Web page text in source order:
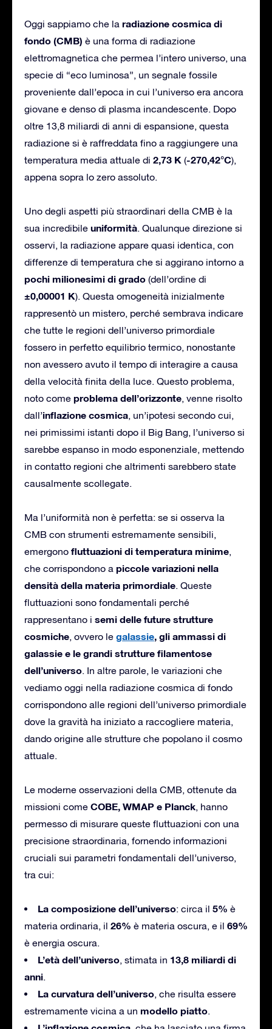
Oggi sappiamo che la radiazione cosmica di
fondo (CMB) è una forma di radiazione
elettromagnetica che permea l’intero universo, una
specie di “eco luminosa”, un segnale fossile
proveniente dall’epoca in cui l’universo era ancora
giovane e denso di plasma incandescente. Dopo
oltre 13,8 miliardi di anni di espansione, questa
radiazione si è raffreddata fino a raggiungere una
temperatura media attuale di 2,73 K (-270,42°C),
appena sopra lo zero assoluto.
Uno degli aspetti più straordinari della CMB è la
sua incredibile uniformità. Qualunque direzione si
osservi, la radiazione appare quasi identica, con
differenze di temperatura che si aggirano intorno a
pochi milionesimi di grado (dell’ordine di
±0,00001 K). Questa omogeneità inizialmente
rappresentò un mistero, perché sembrava indicare
che tutte le regioni dell’universo primordiale
fossero in perfetto equilibrio termico, nonostante
non avessero avuto il tempo di interagire a causa
della velocità finita della luce. Questo problema,
noto come problema dell’orizzonte, venne risolto
dall’inflazione cosmica, un’ipotesi secondo cui,
nei primissimi istanti dopo il Big Bang, l’universo si
sarebbe espanso in modo esponenziale, mettendo
in contatto regioni che altrimenti sarebbero state
causalmente scollegate.
Ma l’uniformità non è perfetta: se si osserva la
CMB con strumenti estremamente sensibili,
emergono fluttuazioni di temperatura minime,
che corrispondono a piccole variazioni nella
densità della materia primordiale. Queste
fluttuazioni sono fondamentali perché
rappresentano i semi delle future strutture
cosmiche, ovvero le galassie, gli ammassi di
galassie e le grandi strutture filamentose
dell’universo. In altre parole, le variazioni che
vediamo oggi nella radiazione cosmica di fondo
corrispondono alle regioni dell’universo primordiale
dove la gravità ha iniziato a raccogliere materia,
dando origine alle strutture che popolano il cosmo
attuale.
Le moderne osservazioni della CMB, ottenute da
missioni come COBE, WMAP e Planck, hanno
permesso di misurare queste fluttuazioni con una
precisione straordinaria, fornendo informazioni
cruciali sui parametri fondamentali dell’universo,
tra cui:
La composizione dell’universo: circa il 5% è
materia ordinaria, il 26% è materia oscura, e il 69%
è energia oscura.
L’età dell’universo, stimata in 13,8 miliardi di
anni.
La curvatura dell’universo, che risulta essere
estremamente vicina a un modello piatto.